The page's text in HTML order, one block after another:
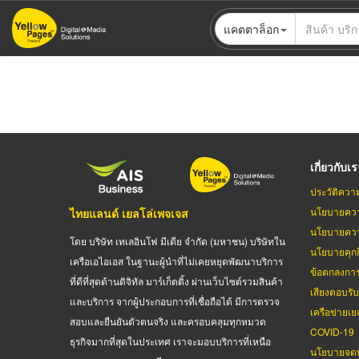
ข้าม
ไป
แคตตาล็อก
ไทยแลนด์ เยลโล่เพจเจส
โดย บริษัท เทเลอินโฟ มีเดีย จำกัด (มหาชน) บริษัทใน
เครือเอไอเอส ในฐานะผู้นำที่ไม่เคยหยุดพัฒนาบริการ
ที่ดีที่สุดด้านดิจิทัล มาร์เก็ตติ้ง ผ่านเว็บไซต์รวมสินค้า
และบริการ จากผู้ประกอบการที่เชื่อถือได้ มีการตรวจ
สอบและยืนยันตัวตนจริง และครอบคลุมทุกหมวด
ธุรกิจมากที่สุดในประเทศ เราจะมอบบริการที่เหนือ
เกี่ยวกับเ
ประวัติควา
นโยบายค
นโยบายคว
นโยบายคุก
ข้อตกลงกา
เสียงตอบ
เครือข่ายเ
COVID-19
นโยบายจด